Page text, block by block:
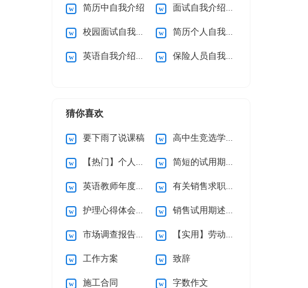
简历中自我介绍 面试自我介绍【热门】
校园面试自我介绍 简历个人自我介绍
英语自我介绍合集15篇 保险人员自我介绍
猜你喜欢
要下雨了说课稿 高中生竞选学习委员演讲稿
【热门】个人辞职申请书 简短的试用期辞职报告3篇
英语教师年度述职报告 有关销售求职信集合九篇
护理心得体会（通用5篇） 销售试用期述职报告
市场调查报告通用15篇 【实用】劳动合同模板锦集六篇
工作方案 致辞
施工合同 字数作文